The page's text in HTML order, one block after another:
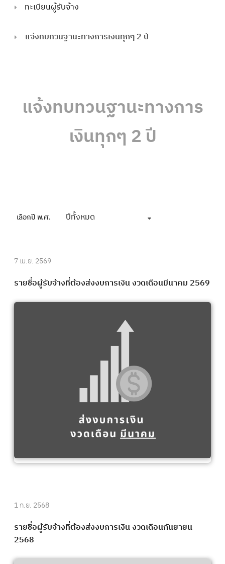
ทะเบียนผู้รับจ้าง
แจ้งทบทวนฐานะทางการเงินทุกๆ 2 ปี
แจ้งทบทวนฐานะทางการ
เงินทุกๆ 2 ปี
เลือกปี พ.ศ. ปีทั้งหมด
7 เม.ย. 2569
รายชื่อผู้รับจ้างที่ต้องส่งงบการเงิน งวดเดือนมีนาคม 2569
1 ก.ย. 2568
รายชื่อผู้รับจ้างที่ต้องส่งงบการเงิน งวดเดือนกันยายน
2568